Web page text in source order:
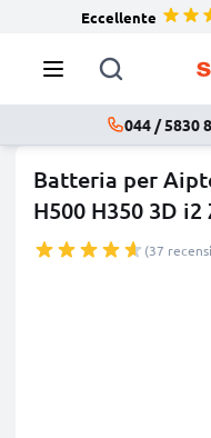
Eccellente
044 / 5830
Batteria per
H500 H350 3D i2
(37